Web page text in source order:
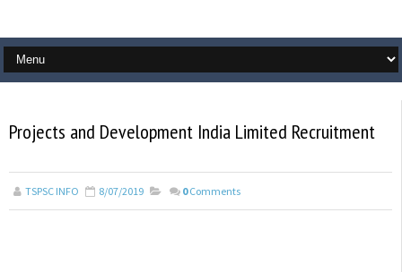
Projects and Development India Limited Recruitment
TSPSC INFO 8/07/2019 0 Comments